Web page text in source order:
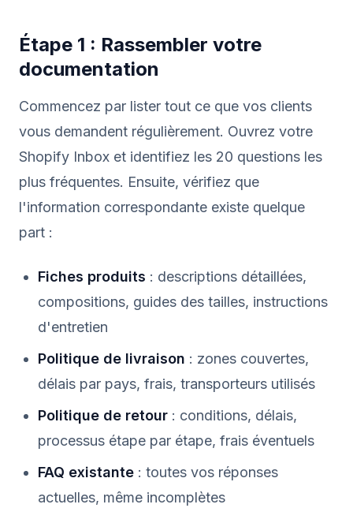
Étape 1 : Rassembler votre
documentation
Commencez par lister tout ce que vos clients
vous demandent régulièrement. Ouvrez votre
Shopify Inbox et identifiez les 20 questions les
plus fréquentes. Ensuite, vérifiez que
l'information correspondante existe quelque
part :
Fiches produits : descriptions détaillées,
compositions, guides des tailles, instructions
d'entretien
Politique de livraison : zones couvertes,
délais par pays, frais, transporteurs utilisés
Politique de retour : conditions, délais,
processus étape par étape, frais éventuels
FAQ existante : toutes vos réponses
actuelles, même incomplètes